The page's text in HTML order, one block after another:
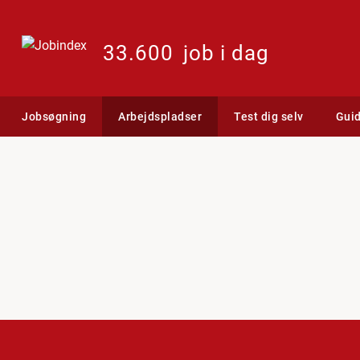
33.600 job i dag
Jobsøgning Arbejdspladser Test dig selv